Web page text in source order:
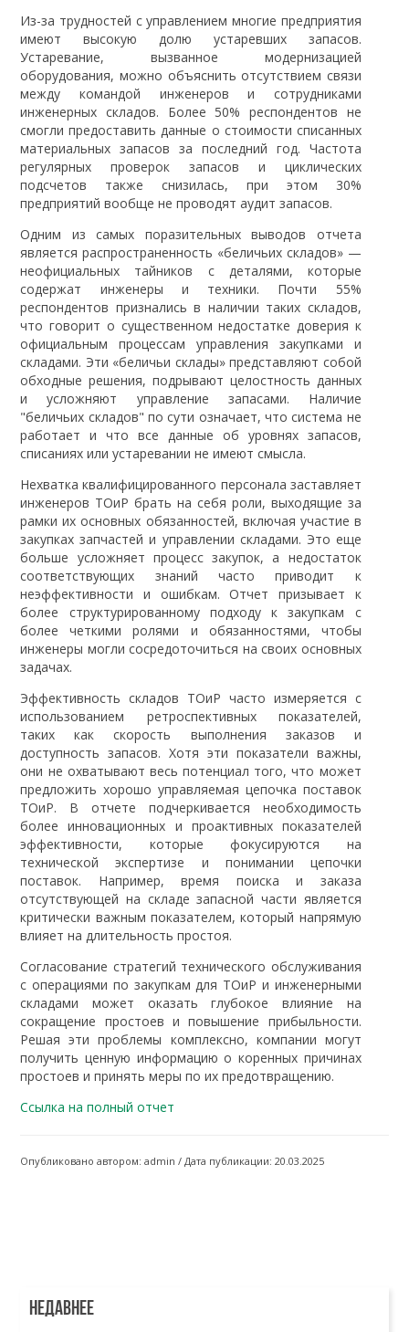
Из-за трудностей с управлением многие предприятия
имеют высокую долю устаревших запасов.
Устаревание, вызванное модернизацией
оборудования, можно объяснить отсутствием связи
между командой инженеров и сотрудниками
инженерных складов. Более 50% респондентов не
смогли предоставить данные о стоимости списанных
материальных запасов за последний год. Частота
регулярных проверок запасов и циклических
подсчетов также снизилась, при этом 30%
предприятий вообще не проводят аудит запасов.
Одним из самых поразительных выводов отчета
является распространенность «беличьих складов» —
неофициальных тайников с деталями, которые
содержат инженеры и техники. Почти 55%
респондентов признались в наличии таких складов,
что говорит о существенном недостатке доверия к
официальным процессам управления закупками и
складами. Эти «беличьи склады» представляют собой
обходные решения, подрывают целостность данных
и усложняют управление запасами. Наличие
"беличьих складов" по сути означает, что система не
работает и что все данные об уровнях запасов,
списаниях или устаревании не имеют смысла.
Нехватка квалифицированного персонала заставляет
инженеров ТОиР брать на себя роли, выходящие за
рамки их основных обязанностей, включая участие в
закупках запчастей и управлении складами. Это еще
больше усложняет процесс закупок, а недостаток
соответствующих знаний часто приводит к
неэффективности и ошибкам. Отчет призывает к
более структурированному подходу к закупкам с
более четкими ролями и обязанностями, чтобы
инженеры могли сосредоточиться на своих основных
задачах.
Эффективность складов ТОиР часто измеряется с
использованием ретроспективных показателей,
таких как скорость выполнения заказов и
доступность запасов. Хотя эти показатели важны,
они не охватывают весь потенциал того, что может
предложить хорошо управляемая цепочка поставок
ТОиР. В отчете подчеркивается необходимость
более инновационных и проактивных показателей
эффективности, которые фокусируются на
технической экспертизе и понимании цепочки
поставок. Например, время поиска и заказа
отсутствующей на складе запасной части является
критически важным показателем, который напрямую
влияет на длительность простоя.
Согласование стратегий технического обслуживания
с операциями по закупкам для ТОиР и инженерными
складами может оказать глубокое влияние на
сокращение простоев и повышение прибыльности.
Решая эти проблемы комплексно, компании могут
получить ценную информацию о коренных причинах
простоев и принять меры по их предотвращению.
Ссылка на полный отчет
Опубликовано автором: admin / Дата публикации: 20.03.2025
НЕДАВНЕЕ